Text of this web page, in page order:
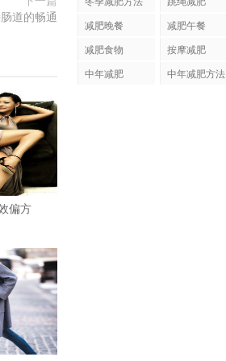
道的畅通
偏方
减肥晚餐
减肥午餐
减肥食物
按摩减肥
中年减肥
中年减肥方法